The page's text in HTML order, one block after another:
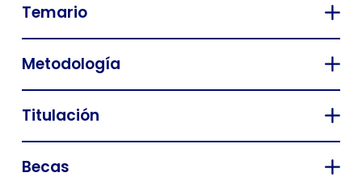
Temario
Metodología
Titulación
Becas